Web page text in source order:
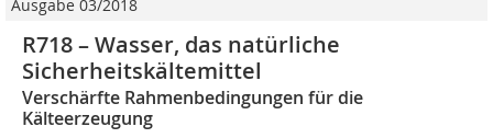
Ausgabe 03/2018
R718 – Wasser, das natürliche
Sicherheitskältemittel
Verschärfte Rahmenbedingungen für die
Kälteerzeugung